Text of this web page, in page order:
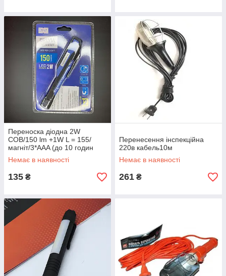
Переноска діодна 2W
COB/150 lm +1W L = 155/
магніт/3*AAA (до 10 годин
роботи)/Brevia Led No11390
Немає в наявності
135 ₴
Перенесення інспекційна
220в кабель10м
Немає в наявності
261 ₴